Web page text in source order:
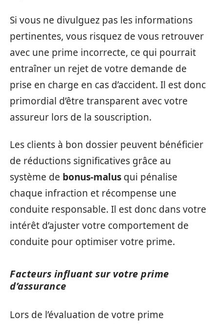
Si vous ne divulguez pas les informations
pertinentes, vous risquez de vous retrouver
avec une prime incorrecte, ce qui pourrait
entraîner un rejet de votre demande de
prise en charge en cas d’accident. Il est donc
primordial d’être transparent avec votre
assureur lors de la souscription.
Les clients à bon dossier peuvent bénéficier
de réductions significatives grâce au
système de bonus-malus qui pénalise
chaque infraction et récompense une
conduite responsable. Il est donc dans votre
intérêt d’ajuster votre comportement de
conduite pour optimiser votre prime.
Facteurs influant sur votre prime
d’assurance
Lors de l’évaluation de votre prime